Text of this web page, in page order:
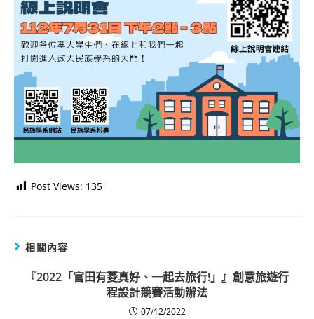
Post Views: 135
相關內容
『2022「官田有菱真好、一起去旅行!」』創意旅遊行
程設計競賽活動辦法
07/12/2022